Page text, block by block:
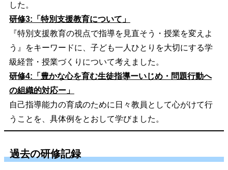
した。
研修3:「特別支援教育について」
『特別支援教育の視点で指導を見直そう・授業を変えよ
う』をキーワードに、子ども一人ひとりを大切にする学
級経営・授業づくりについて考えました。
研修4:「豊かな心を育む生徒指導ーいじめ・問題行動へ
の組織的対応ー」
自己指導能力の育成のために日々教員として心がけて行
うことを、具体例をとおして学びました。
過去の研修記録